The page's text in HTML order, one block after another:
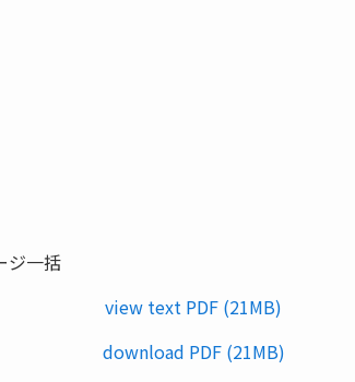
ジ一括
view text PDF (21MB)
download PDF (21MB)